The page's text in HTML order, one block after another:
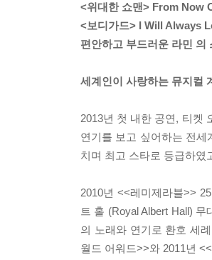
<위대한 쇼맨> From Now
<보디가드> I Will Always
편안하고 부드러운 라민 의
세계인이 사랑하는 뮤지컬
2013년 첫 내한 공연, 티켓
연기를 보고 싶어하는 전
치며 최고 스타로 등급하였
2010년 <<레미제라블>>
트 홀 (Royal Albert Hall)
의 노래와 연기로 환호 세
월드 어워드>>와 2011년